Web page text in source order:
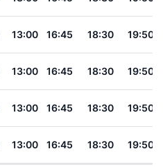
13:00 16:45 18:30 19:50
13:00 16:45 18:30 19:50
13:00 16:45 18:30 19:50
13:00 16:45 18:30 19:50